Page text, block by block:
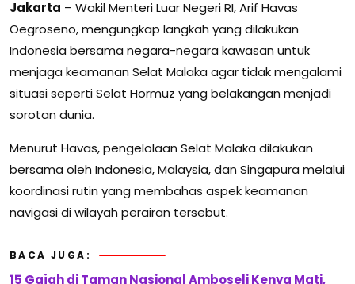
Jakarta – Wakil Menteri Luar Negeri RI, Arif Havas
Oegroseno, mengungkap langkah yang dilakukan
Indonesia bersama negara-negara kawasan untuk
menjaga keamanan Selat Malaka agar tidak mengalami
situasi seperti Selat Hormuz yang belakangan menjadi
sorotan dunia.
Menurut Havas, pengelolaan Selat Malaka dilakukan
bersama oleh Indonesia, Malaysia, dan Singapura melalui
koordinasi rutin yang membahas aspek keamanan
navigasi di wilayah perairan tersebut.
BACA JUGA:
15 Gajah di Taman Nasional Amboseli Kenya Mati,